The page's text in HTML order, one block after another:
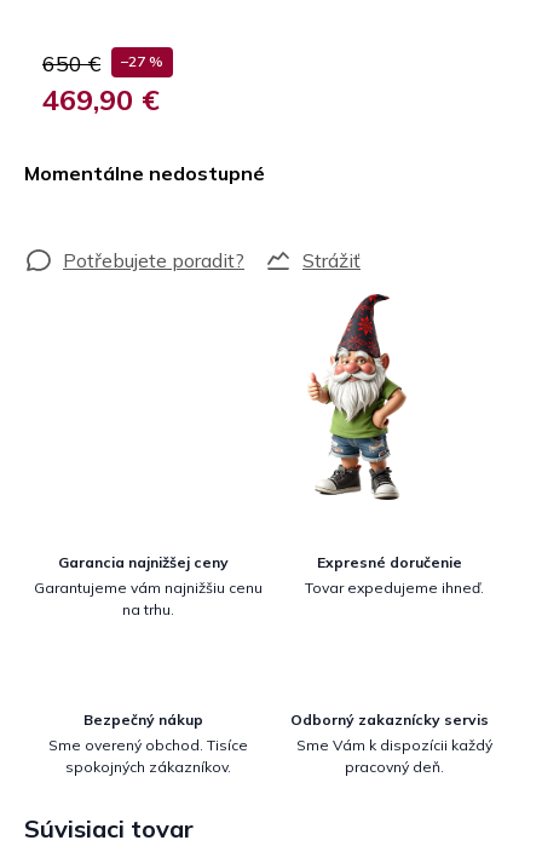
650 € –27 %
469,90 €
Momentálne nedostupné
Strážiť
Garancia najnižšej ceny
Garantujeme vám najnižšiu cenu
na trhu.
Expresné doručenie
Tovar expedujeme ihneď.
Bezpečný nákup
Sme overený obchod. Tisíce
spokojných zákazníkov.
Odborný zakaznícky servis
Sme Vám k dispozícii každý
pracovný deň.
Súvisiaci tovar